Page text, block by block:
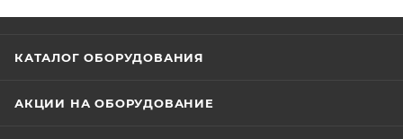
маршрутизаторов, коммутаторов, в том числе с PoE
наводок и помех в результате воздействия всех
КАТАЛОГ ОБОРУДОВАНИЯ
АКЦИИ НА ОБОРУДОВАНИЕ